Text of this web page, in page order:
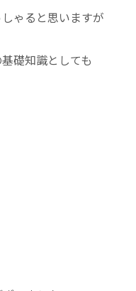
ゃると思いますが
礎知識としても